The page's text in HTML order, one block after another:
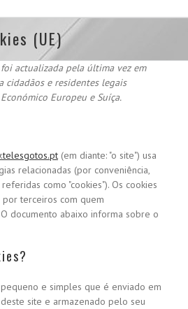
(UE)
actualizada pela última vez em
cidadãos e residentes legais
Europeu e Suíça.
(em diante: "o site") usa
relacionadas (por conveniência,
como "cookies"). Os cookies
terceiros com quem
documento abaixo informa sobre o
e simples que é enviado em
site e armazenado pelo seu